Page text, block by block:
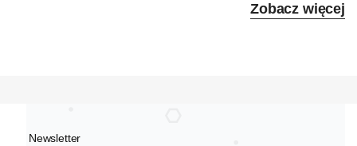
Zobacz więcej
Newsletter